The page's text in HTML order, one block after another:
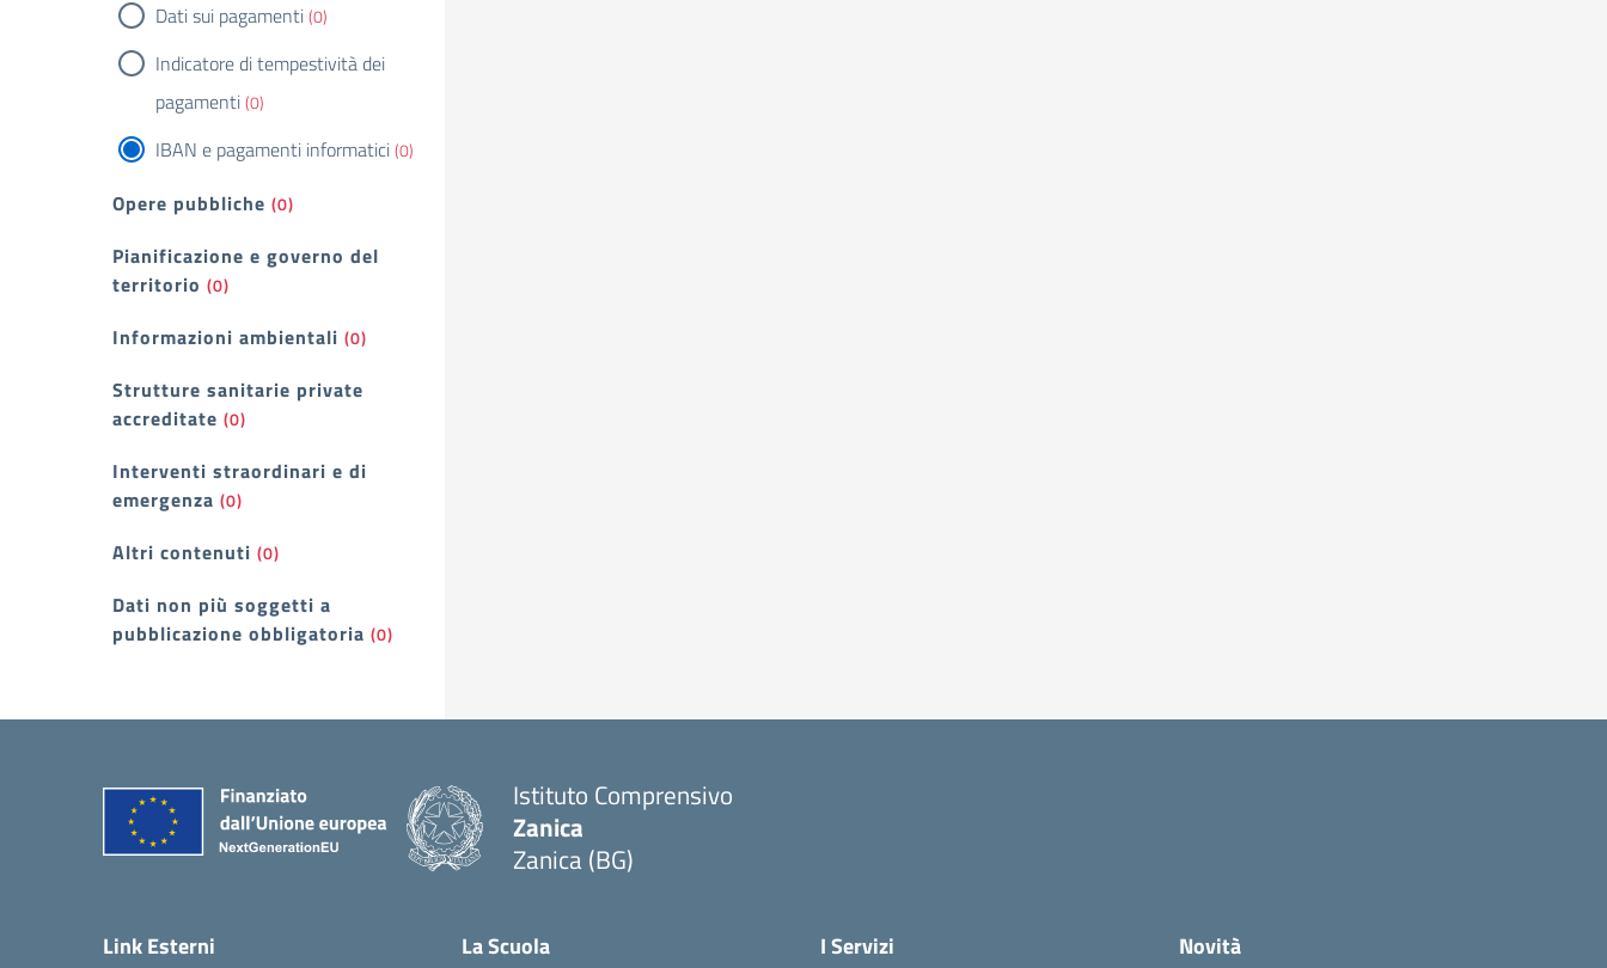
Dati sui pagamenti(0)
Indicatore di tempestività dei
pagamenti(0)
IBAN e pagamenti informatici(0)
Opere pubbliche (0)
Pianificazione e governo del
territorio (0)
Informazioni ambientali (0)
Strutture sanitarie private
accreditate (0)
Interventi straordinari e di
emergenza (0)
Altri contenuti (0)
Dati non più soggetti a
pubblicazione obbligatoria (0)
Istituto Comprensivo
Zanica
Zanica (BG)
Link Esterni La Scuola I Servizi Novità